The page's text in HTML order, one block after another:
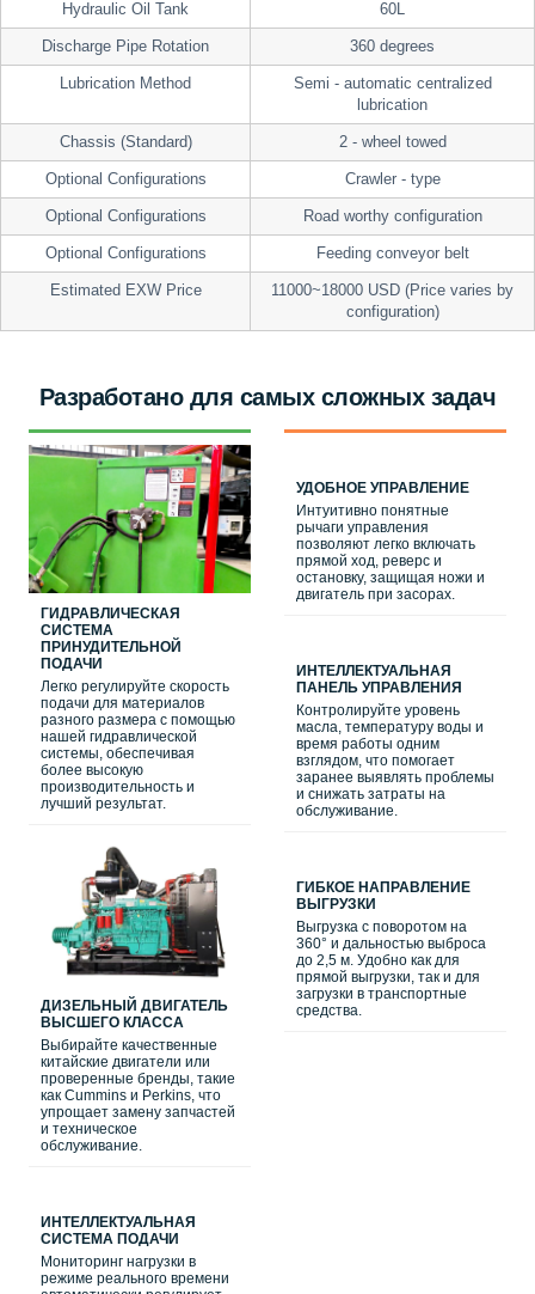
Hydraulic Oil Tank 60L
Discharge Pipe Rotation 360 degrees
Lubrication Method
Semi - automatic centralized
lubrication
Chassis (Standard) 2 - wheel towed
Optional Configurations Crawler - type
Optional Configurations Road worthy configuration
Optional Configurations Feeding conveyor belt
Estimated EXW Price
11000~18000 USD (Price varies by
configuration)
Разработано для самых сложных задач
ГИДРАВЛИЧЕСКАЯ
СИСТЕМА
ПРИНУДИТЕЛЬНОЙ
ПОДАЧИ
Легко регулируйте скорость
подачи для материалов
разного размера с помощью
нашей гидравлической
системы, обеспечивая
более высокую
производительность и
лучший результат.
ДИЗЕЛЬНЫЙ ДВИГАТЕЛЬ
ВЫСШЕГО КЛАССА
Выбирайте качественные
китайские двигатели или
проверенные бренды, такие
как Cummins и Perkins, что
упрощает замену запчастей
и техническое
обслуживание.
ИНТЕЛЛЕКТУАЛЬНАЯ
СИСТЕМА ПОДАЧИ
Мониторинг нагрузки в
режиме реального времени
УДОБНОЕ УПРАВЛЕНИЕ
Интуитивно понятные
рычаги управления
позволяют легко включать
прямой ход, реверс и
остановку, защищая ножи и
двигатель при засорах.
ИНТЕЛЛЕКТУАЛЬНАЯ
ПАНЕЛЬ УПРАВЛЕНИЯ
Контролируйте уровень
масла, температуру воды и
время работы одним
взглядом, что помогает
заранее выявлять проблемы
и снижать затраты на
обслуживание.
ГИБКОЕ НАПРАВЛЕНИЕ
ВЫГРУЗКИ
Выгрузка с поворотом на
360° и дальностью выброса
до 2,5 м. Удобно как для
прямой выгрузки, так и для
загрузки в транспортные
средства.